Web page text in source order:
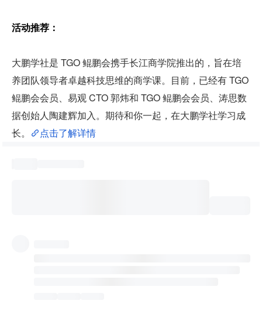
活动推荐：
大鹏学社是 TGO 鲲鹏会携手长江商学院推出的，旨在培
养团队领导者卓越科技思维的商学课。目前，已经有 TGO
鲲鹏会会员、易观 CTO 郭炜和 TGO 鲲鹏会会员、涛思数
据创始人陶建辉加入。期待和你一起，在大鹏学社学习成
长。
点击了解详情